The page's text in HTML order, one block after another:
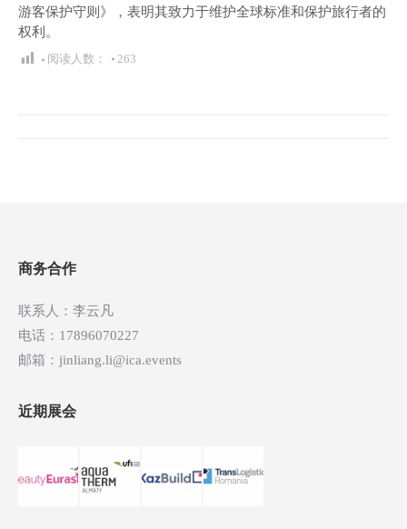
游客保护守则》，表明其致力于维护全球标准和保护旅行者的
权利。
阅读人数： 263
航
商务合作
联系人：李云凡
电话：17896070227
邮箱：jinliang.li@ica.events
近期展会